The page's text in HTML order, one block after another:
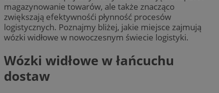
magazynowanie towarów, ale także znacząco
zwiększają efektywnośći płynność procesów
logistycznych. Poznajmy bliżej, jakie miejsce zajmują
wózki widłowe w nowoczesnym świecie logistyki.
Wózki widłowe w łańcuchu
dostaw